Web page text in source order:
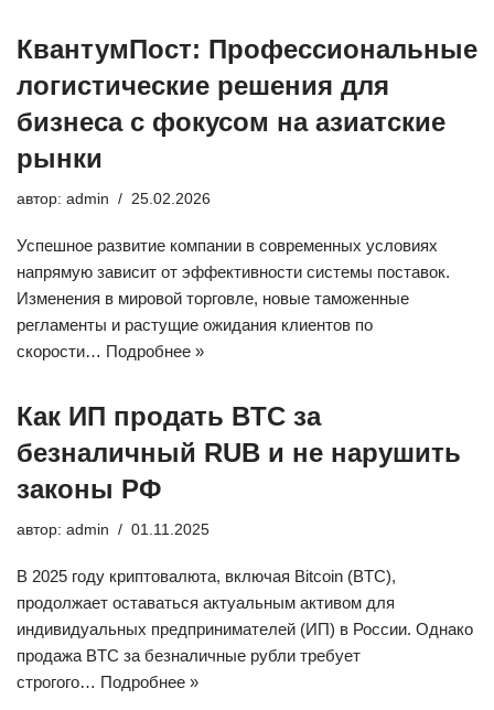
КвантумПост: Профессиональные
логистические решения для
бизнеса с фокусом на азиатские
рынки
автор: admin 25.02.2026
Успешное развитие компании в современных условиях
напрямую зависит от эффективности системы поставок.
Изменения в мировой торговле, новые таможенные
регламенты и растущие ожидания клиентов по
скорости… Подробнее »
Как ИП продать BTC за
безналичный RUB и не нарушить
законы РФ
автор: admin 01.11.2025
В 2025 году криптовалюта, включая Bitcoin (BTC),
продолжает оставаться актуальным активом для
индивидуальных предпринимателей (ИП) в России. Однако
продажа BTC за безналичные рубли требует
строгого… Подробнее »